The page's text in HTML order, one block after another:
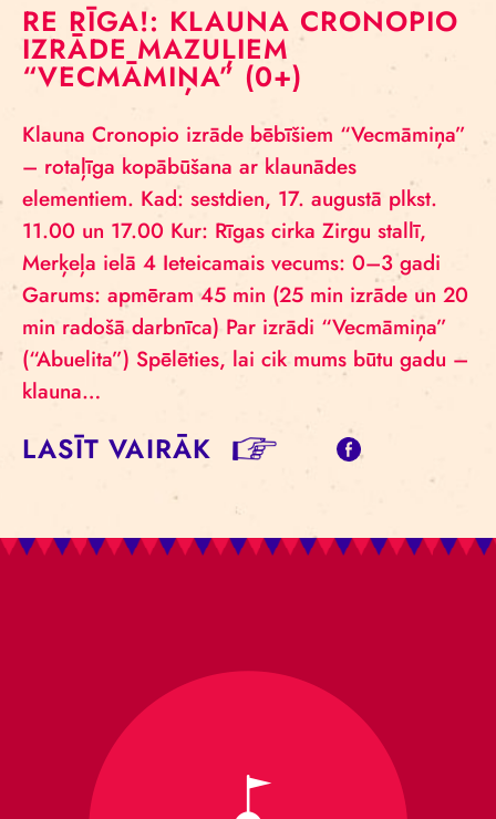
RE RĪGA!: KLAUNA CRONOPIO
IZRĀDE MAZUĻIEM
“VECMĀMIŅA” (0+)
Klauna Cronopio izrāde bēbīšiem “Vecmāmiņa”
– rotaļīga kopābūšana ar klaunādes
elementiem. Kad: sestdien, 17. augustā plkst.
11.00 un 17.00 Kur: Rīgas cirka Zirgu stallī,
Merķeļa ielā 4 Ieteicamais vecums: 0–3 gadi
Garums: apmēram 45 min (25 min izrāde un 20
min radošā darbnīca) Par izrādi “Vecmāmiņa”
(“Abuelita”) Spēlēties, lai cik mums būtu gadu –
klauna…
LASĪT VAIRĀK